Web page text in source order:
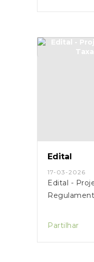
Edital
17-03-2026
Edital -
Partilhar